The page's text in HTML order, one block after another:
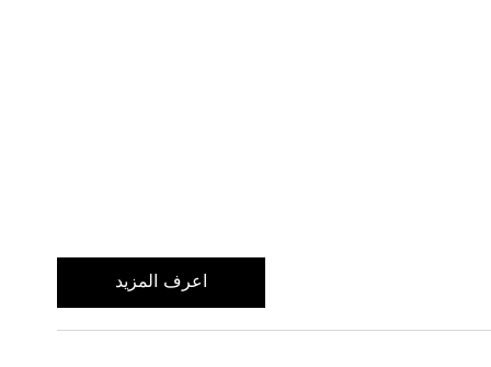
اعرف المزيد
اعرف المزيد عن حساب Premier